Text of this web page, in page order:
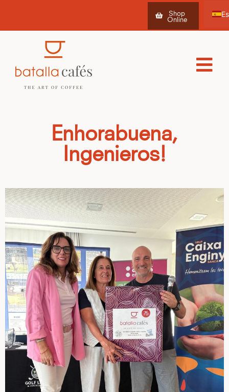
Shop
Online
Enhorabuena,
Ingenieros!